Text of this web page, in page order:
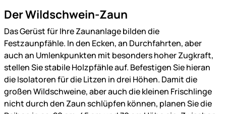
Der Wildschwein-Zaun
Das Gerüst für Ihre Zaunanlage bilden die
Festzaunpfähle. In den Ecken, an Durchfahrten, aber
auch an Umlenkpunkten mit besonders hoher Zugkraft,
stellen Sie stabile Holzpfähle auf. Befestigen Sie hieran
die Isolatoren für die Litzen in drei Höhen. Damit die
großen Wildschweine, aber auch die kleinen Frischlinge
nicht durch den Zaun schlüpfen können, planen Sie die